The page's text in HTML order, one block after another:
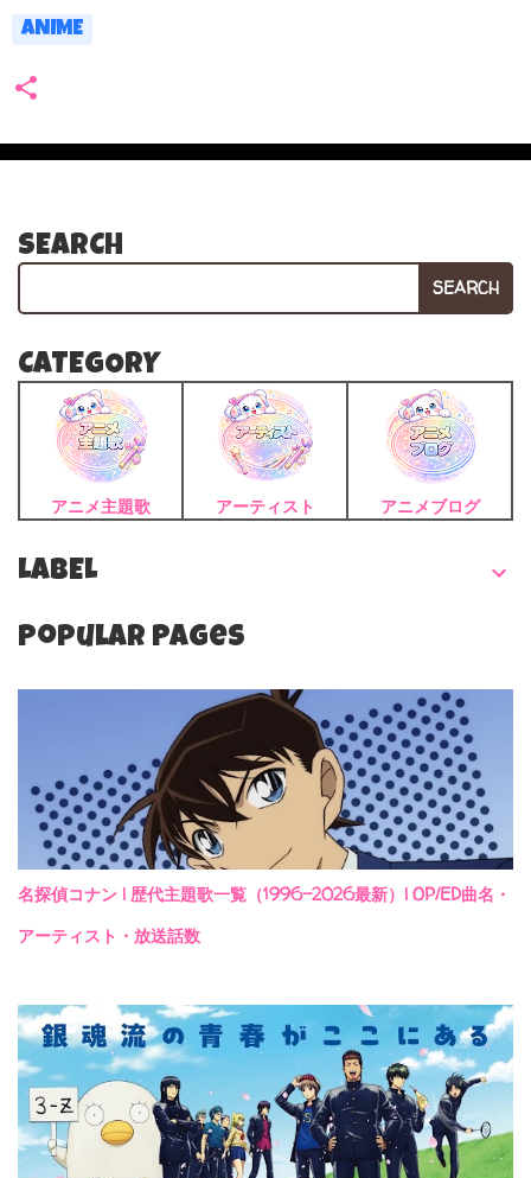
ANIME
SEARCH
SEARCH
CATEGORY
アニメ主題歌 アーティスト アニメブログ
LABEL
Popular Pages
名探偵コナン | 歴代主題歌一覧（1996-2026最新）| OP/ED曲名・
アーティスト・放送話数